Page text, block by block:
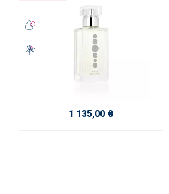
1 135,00 ₴